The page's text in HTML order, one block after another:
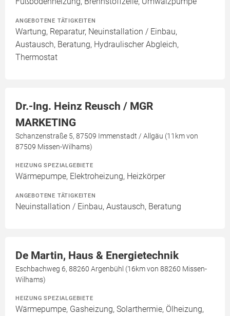
ANGEBOTENE TÄTIGKEITEN
Wartung, Reparatur, Neuinstallation / Einbau,
Austausch, Beratung, Hydraulischer Abgleich,
Thermostat
Dr.-Ing. Heinz Reusch / MGR
MARKETING
Schanzenstraße 5, 87509 Immenstadt / Allgäu (11km von
87509 Missen-Wilhams)
HEIZUNG SPEZIALGEBIETE
Wärmepumpe, Elektroheizung, Heizkörper
ANGEBOTENE TÄTIGKEITEN
Neuinstallation / Einbau, Austausch, Beratung
De Martin, Haus & Energietechnik
Eschbachweg 6, 88260 Argenbühl (16km von 88260 Missen-
Wilhams)
HEIZUNG SPEZIALGEBIETE
Wärmepumpe, Gasheizung, Solarthermie, Ölheizung,